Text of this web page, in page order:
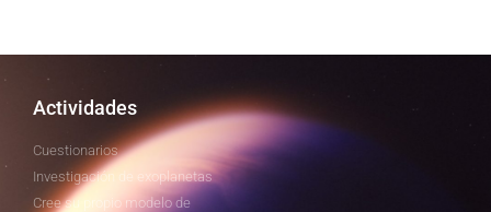
Actividades
Cuestionarios
Investigación de exoplanetas
Cree su propio modelo de